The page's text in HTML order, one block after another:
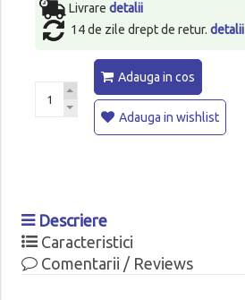
Livrare detalii
14 de zile drept de retur. detalii
Adauga in cos
Adauga in wishlist
Descriere
Caracteristici
Comentarii / Reviews